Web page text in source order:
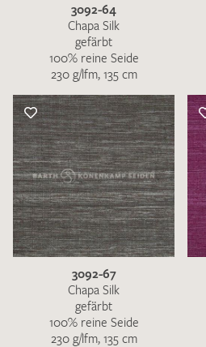
3092-64
Chapa Silk
gefärbt
100% reine Seide
230 g/lfm, 135 cm
3092-67
Chapa Silk
gefärbt
100% reine Seide
230 g/lfm, 135 cm